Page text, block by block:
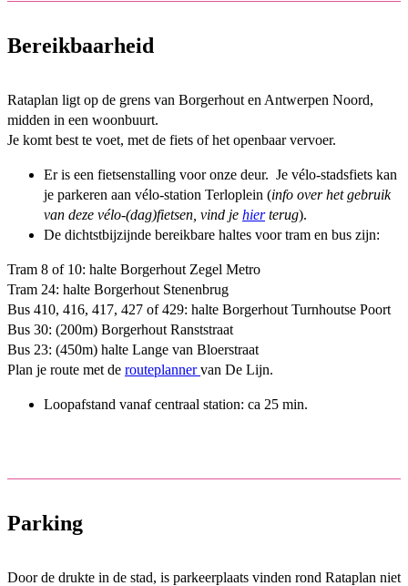
Bereikbaarheid
Rataplan ligt op de grens van Borgerhout en Antwerpen Noord,
midden in een woonbuurt.
Je komt best te voet, met de fiets of het openbaar vervoer.
Er is een fietsenstalling voor onze deur. Je vélo-stadsfiets kan
je parkeren aan vélo-station Terloplein (info over het gebruik
van deze vélo-(dag)fietsen, vind je hierterug).
De dichtstbijzijnde bereikbare haltes voor tram en bus zijn:
Tram 8 of 10: halte Borgerhout Zegel Metro
Tram 24: halte Borgerhout Stenenbrug
Bus 410, 416, 417, 427 of 429: halte Borgerhout Turnhoutse Poort
Bus 30: (200m) Borgerhout Ranststraat
Bus 23: (450m) halte Lange van Bloerstraat
Plan je route met de routeplannervan De Lijn.
Loopafstand vanaf centraal station: ca 25 min.
Parking
Door de drukte in de stad, is parkeerplaats vinden rond Rataplan niet